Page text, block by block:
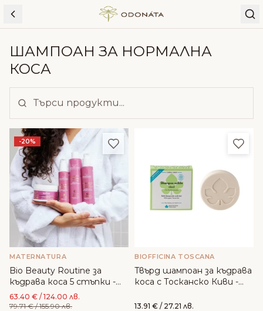
Skip to content
ШАМПОАН ЗА НОРМАЛНА
КОСА
-20% Добави в любими
MATERNATURA
Bio Beauty Routine за
къдрава коса 5 стъпки -
MaterNatura
63.40 € / 124.00 лв.
79.71€/ 155.90 лв.
BIOFFICINA TOSCANA
Твърд шампоан за къдрава
коса с Тосканско Киви -
13.91 € / 27.21 лв.